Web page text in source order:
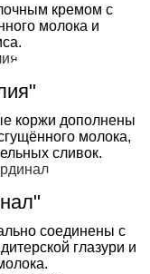
кремом с
молока и
коржи дополнены
молока,
сливок.
соединены с
глазури и